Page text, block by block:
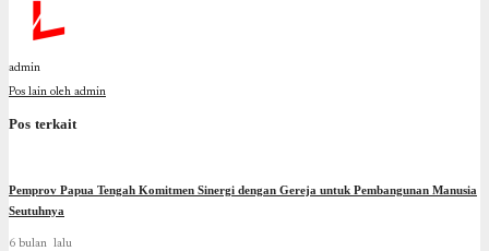
admin
Pos lain oleh admin
Pos terkait
Pemprov Papua Tengah Komitmen Sinergi dengan Gereja untuk Pembangunan Manusia
Seutuhnya
6 bulan lalu